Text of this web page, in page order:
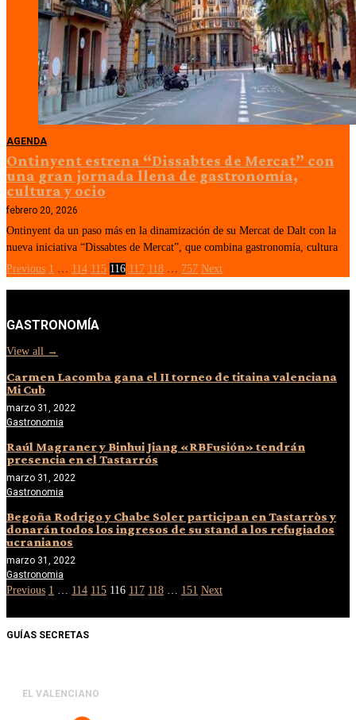
AGENDA
Ontinyent estrena “Dissabtes de Mercat” con
una gran jornada llena de gastronomía,
cultura y ocio
febrero 20, 2026
Ontinyent da un paso más en la dinamización de su Mercat de Dalt con la
nueva iniciativa “Dissabtes de Mercat”, que combina gastronomía, cultura
Previous 1 … 114 115 116 117 118 … 757 Next
GASTRONOMÍA
View all →
Carmen Lacomba gana el II torneo de titaina valenciana
Mi Cub
marzo 31, 2022
Gastronomia
Raúl Magraner y Binhui Jiang «RBFusión» tendrán
presencia en el Tastarrós
marzo 31, 2022
Gastronomia
Begoña Rodrigo y Chabe Soler participan en Tastarròs y
donarán todos los ingresos de su stand a los refugiados
ucranianos
marzo 31, 2022
Gastronomia
Previous 1 114 115 116 117 118 151 Next
GUÍAS SECRETAS
EL VALENCIANO